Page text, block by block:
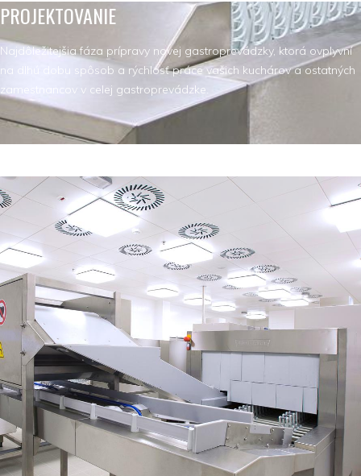
PROJEKTOVANIE
Najdôležitejšia fáza prípravy novej gastroprevádzky, ktorá ovplyvní
na dlhú dobu spôsob a rýchlosť práce vašich kuchárov a ostatných
zamestnancov v celej gastroprevádzke.